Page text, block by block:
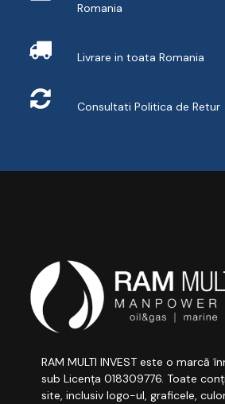
Romania
Livrare in toata Romania
Consultati Politica de Retur
RAM MULTI INVEST este o marcă
sub Licența 018309776. Toate
site, inclusiv logo-ul, graficele,